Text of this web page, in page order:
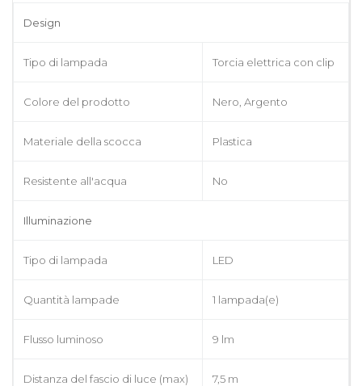
Design
Tipo di lampada Torcia elettrica con clip
Colore del prodotto Nero, Argento
Materiale della scocca Plastica
Resistente all'acqua No
Illuminazione
Tipo di lampada LED
Quantità lampade 1 lampada(e)
Flusso luminoso 9 lm
Distanza del fascio di luce (max) 7,5 m